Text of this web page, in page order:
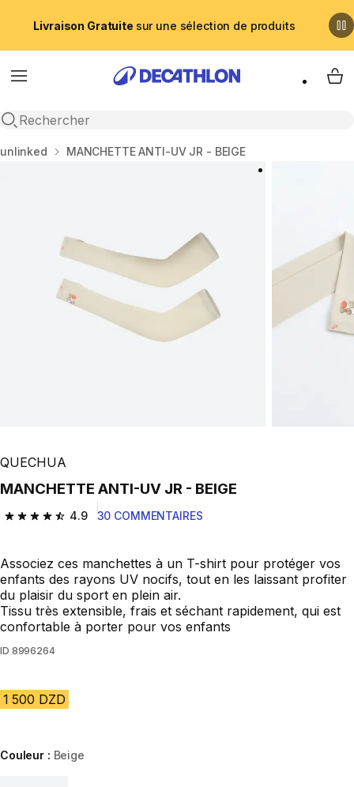
Livraison Gratuite sur une sélection de produits
Menu
Recherche ouverte
My
Accueil
unlinked MANCHETTE ANTI-UV JR - BEIGE
QUECHUA
MANCHETTE ANTI-UV JR - BEIGE
4.9
4.9 out of 5 stars from 30 reviews
30 COMMENTAIRES
Associez ces manchettes à un T-shirt pour protéger vos
enfants des rayons UV nocifs, tout en les laissant profiter
du plaisir du sport en plein air.
Tissu très extensible, frais et séchant rapidement, qui est
confortable à porter pour vos enfants
ID 8996264
1 500 DZD
Couleur : Beige